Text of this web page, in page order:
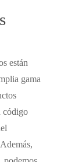
están
gama
código